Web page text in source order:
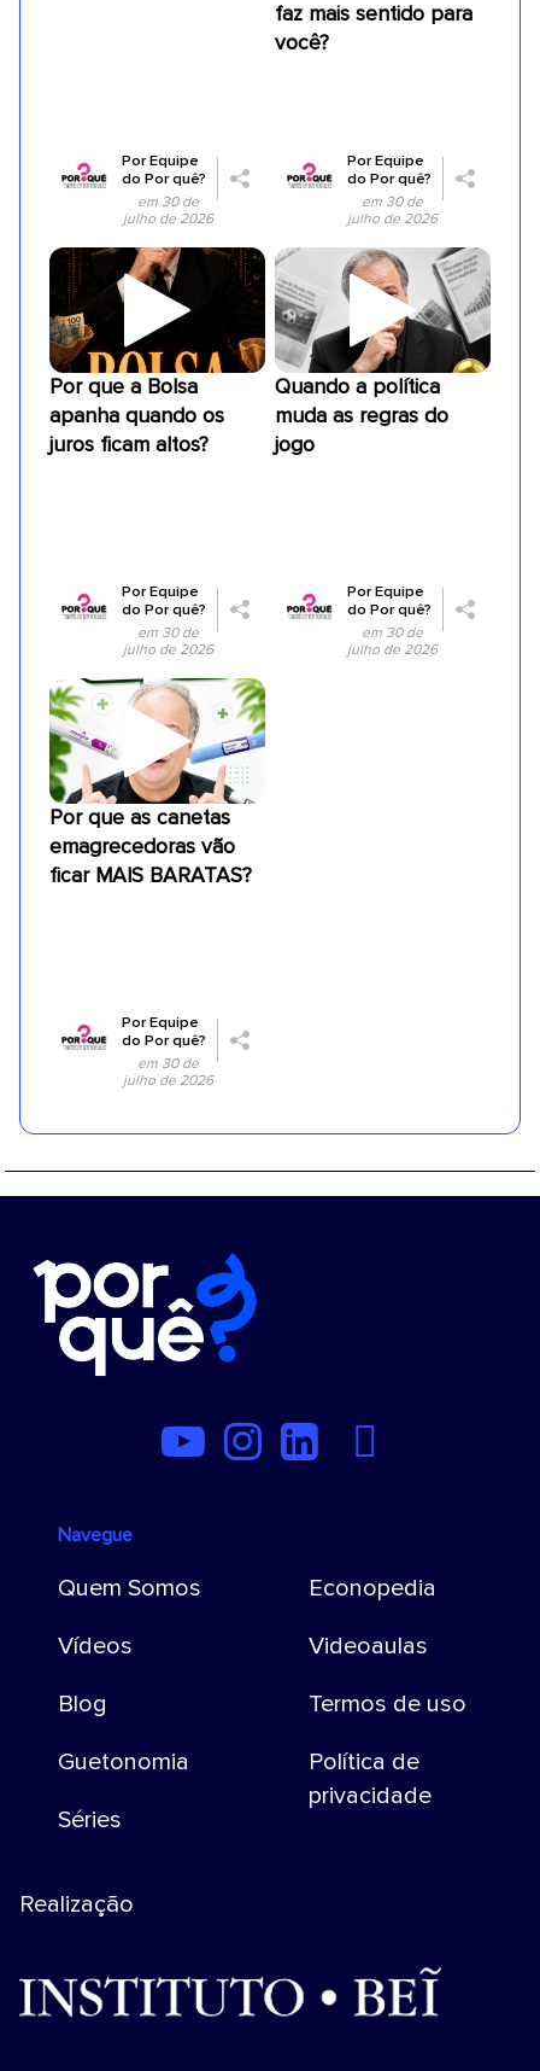
PorEquipe
do Por quê?
em 30 de
julho de 2026
faz mais sentido para
você?
PorEquipe
do Por quê?
em 30 de
julho de 2026
Por que a Bolsa
apanha quando os
juros ficam altos?
PorEquipe
do Por quê?
em 30 de
julho de 2026
Quando a política
muda as regras do
jogo
PorEquipe
do Por quê?
em 30 de
julho de 2026
Por que as canetas
emagrecedoras vão
ficar MAIS BARATAS?
PorEquipe
do Por quê?
em 30 de
julho de 2026
Navegue
Quem Somos
Vídeos
Blog
Guetonomia
Séries
Econopedia
Videoaulas
Termos de uso
Política de
privacidade
Realização